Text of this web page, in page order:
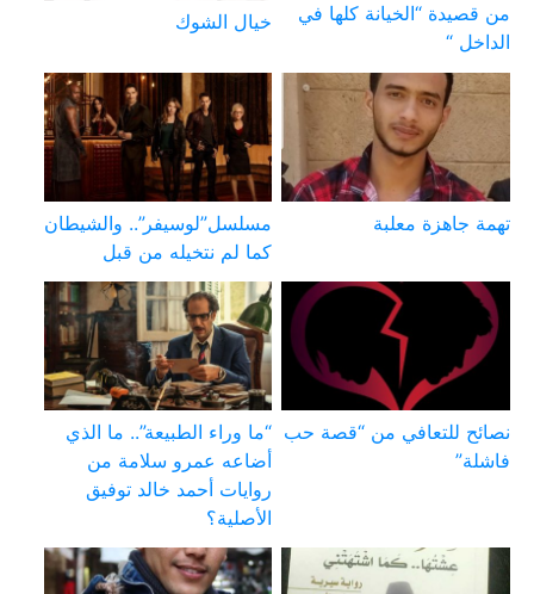
من قصيدة “الخيانة كلها في
الداخل “
خيال الشوك
تهمة جاهزة معلبة
مسلسل”لوسيفر”.. والشيطان
كما لم نتخيله من قبل
نصائح للتعافي من “قصة حب
فاشلة”
“ما وراء الطبيعة”.. ما الذي
أضاعه عمرو سلامة من
روايات أحمد خالد توفيق
الأصلية؟